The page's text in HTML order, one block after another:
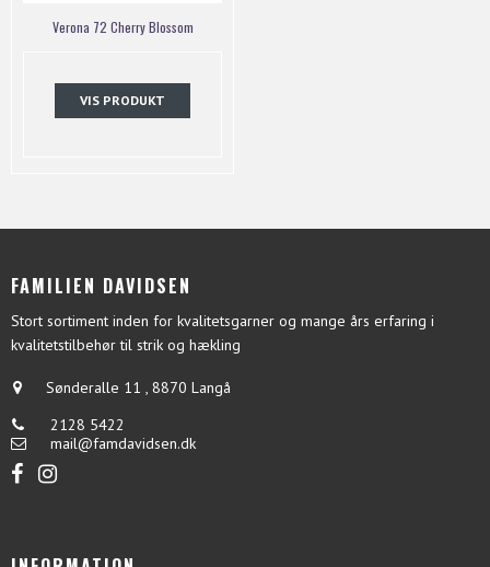
Verona 72 Cherry Blossom
VIS PRODUKT
FAMILIEN DAVIDSEN
Stort sortiment inden for kvalitetsgarner og mange års erfaring i
kvalitetstilbehør til strik og hækling
Sønderalle 11 , 8870 Langå
2128 5422
mail@famdavidsen.dk